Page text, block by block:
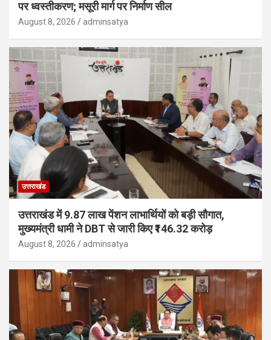
पर ध्वस्तीकरण; मसूरी मार्ग पर निर्माण सील
August 8, 2026 adminsatya
उत्तराखंड
उत्तराखंड में 9.87 लाख पेंशन लाभार्थियों को बड़ी सौगात,
मुख्यमंत्री धामी ने DBT से जारी किए ₹146.32 करोड़
August 8, 2026 adminsatya